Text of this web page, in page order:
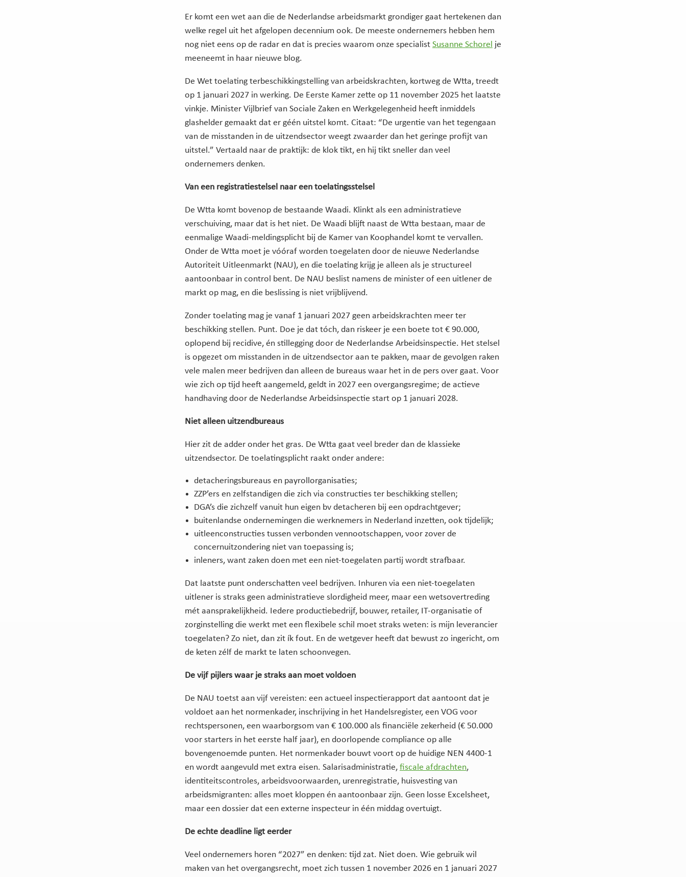
Er komt een wet aan die de Nederlandse arbeidsmarkt grondiger gaat hertekenen dan
welke regel uit het afgelopen decennium ook. De meeste ondernemers hebben hem
nog niet eens op de radar en dat is precies waarom onze specialist Susanne Schorel je
meeneemt in haar nieuwe blog.
De Wet toelating terbeschikkingstelling van arbeidskrachten, kortweg de Wtta, treedt
op 1 januari 2027 in werking. De Eerste Kamer zette op 11 november 2025 het laatste
vinkje. Minister Vijlbrief van Sociale Zaken en Werkgelegenheid heeft inmiddels
glashelder gemaakt dat er géén uitstel komt. Citaat: “De urgentie van het tegengaan
van de misstanden in de uitzendsector weegt zwaarder dan het geringe profijt van
uitstel.” Vertaald naar de praktijk: de klok tikt, en hij tikt sneller dan veel
ondernemers denken.
Van een registratiestelsel naar een toelatingsstelsel
De Wtta komt bovenop de bestaande Waadi. Klinkt als een administratieve
verschuiving, maar dat is het niet. De Waadi blijft naast de Wtta bestaan, maar de
eenmalige Waadi-meldingsplicht bij de Kamer van Koophandel komt te vervallen.
Onder de Wtta moet je vóóraf worden toegelaten door de nieuwe Nederlandse
Autoriteit Uitleenmarkt (NAU), en die toelating krijg je alleen als je structureel
aantoonbaar in control bent. De NAU beslist namens de minister of een uitlener de
markt op mag, en die beslissing is niet vrijblijvend.
Zonder toelating mag je vanaf 1 januari 2027 geen arbeidskrachten meer ter
beschikking stellen. Punt. Doe je dat tóch, dan riskeer je een boete tot € 90.000,
oplopend bij recidive, én stillegging door de Nederlandse Arbeidsinspectie. Het stelsel
is opgezet om misstanden in de uitzendsector aan te pakken, maar de gevolgen raken
vele malen meer bedrijven dan alleen de bureaus waar het in de pers over gaat. Voor
wie zich op tijd heeft aangemeld, geldt in 2027 een overgangsregime; de actieve
handhaving door de Nederlandse Arbeidsinspectie start op 1 januari 2028.
Niet alleen uitzendbureaus
Hier zit de adder onder het gras. De Wtta gaat veel breder dan de klassieke
uitzendsector. De toelatingsplicht raakt onder andere:
detacheringsbureaus en payrollorganisaties;
ZZP’ers en zelfstandigen die zich via constructies ter beschikking stellen;
DGA’s die zichzelf vanuit hun eigen bv detacheren bij een opdrachtgever;
buitenlandse ondernemingen die werknemers in Nederland inzetten, ook tijdelijk;
uitleenconstructies tussen verbonden vennootschappen, voor zover de
concernuitzondering niet van toepassing is;
inleners, want zaken doen met een niet-toegelaten partij wordt strafbaar.
Dat laatste punt onderschatten veel bedrijven. Inhuren via een niet-toegelaten
uitlener is straks geen administratieve slordigheid meer, maar een wetsovertreding
mét aansprakelijkheid. Iedere productiebedrijf, bouwer, retailer, IT-organisatie of
zorginstelling die werkt met een flexibele schil moet straks weten: is mijn leverancier
toegelaten? Zo niet, dan zit ík fout. En de wetgever heeft dat bewust zo ingericht, om
de keten zélf de markt te laten schoonvegen.
De vijf pijlers waar je straks aan moet voldoen
De NAU toetst aan vijf vereisten: een actueel inspectierapport dat aantoont dat je
voldoet aan het normenkader, inschrijving in het Handelsregister, een VOG voor
rechtspersonen, een waarborgsom van € 100.000 als financiële zekerheid (€ 50.000
voor starters in het eerste half jaar), en doorlopende compliance op alle
bovengenoemde punten. Het normenkader bouwt voort op de huidige NEN 4400-1
en wordt aangevuld met extra eisen. Salarisadministratie, fiscale afdrachten,
identiteitscontroles, arbeidsvoorwaarden, urenregistratie, huisvesting van
arbeidsmigranten: alles moet kloppen én aantoonbaar zijn. Geen losse Excelsheet,
maar een dossier dat een externe inspecteur in één middag overtuigt.
De echte deadline ligt eerder
Veel ondernemers horen “2027” en denken: tijd zat. Niet doen. Wie gebruik wil
maken van het overgangsrecht, moet zich tussen 1 november 2026 en 1 januari 2027